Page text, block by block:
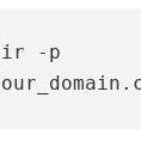
-p